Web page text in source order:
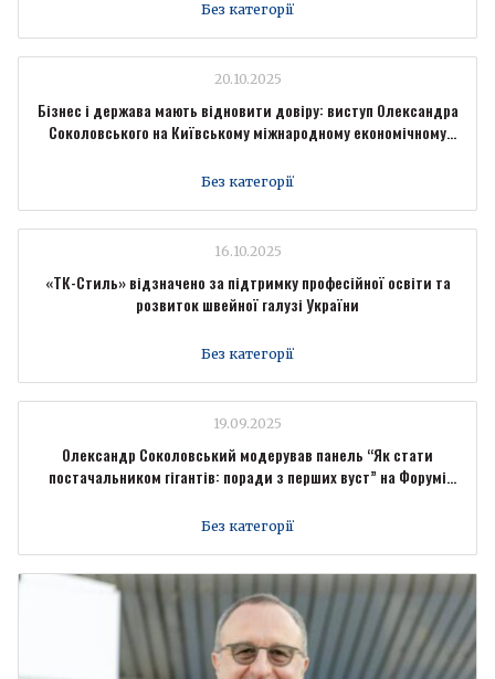
Без категорії
20.10.2025
Бізнес і держава мають відновити довіру: виступ Олександра
Соколовського на Київському міжнародному економічному
Без категорії
16.10.2025
«ТК-Стиль» відзначено за підтримку професійної освіти та
розвиток швейної галузі України
Без категорії
19.09.2025
Олександр Соколовський модерував панель “Як стати
постачальником гігантів: поради з перших вуст” на Форумі
Без категорії